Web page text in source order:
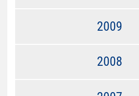
2009
2008